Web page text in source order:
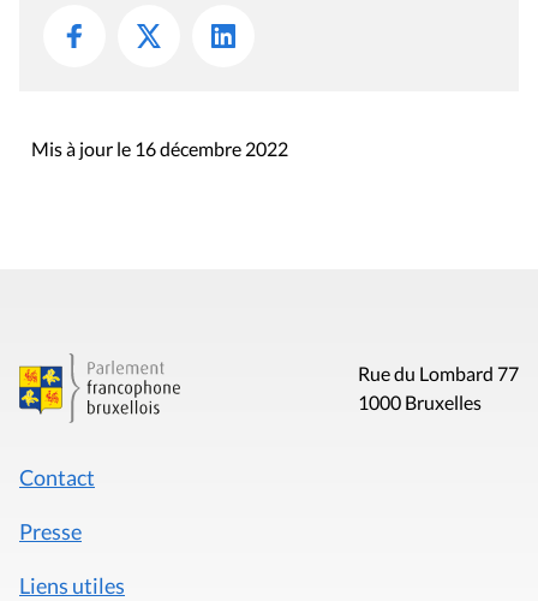
Mis à jour le 16 décembre 2022
Rue du Lombard 77
1000 Bruxelles
Contact
Presse
Liens utiles